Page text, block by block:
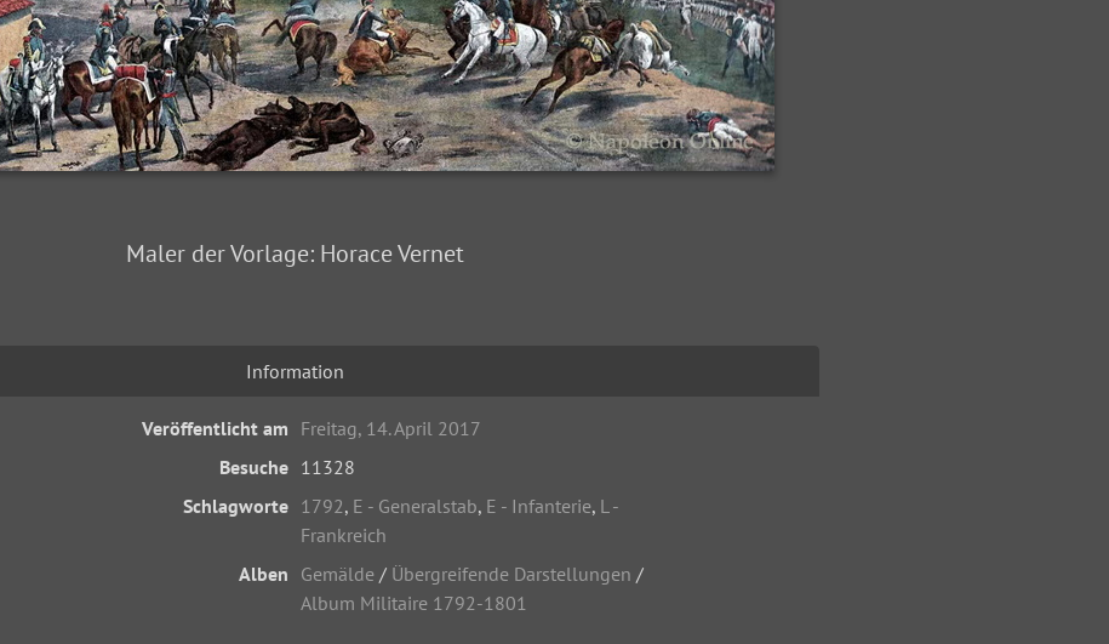
Maler der Vorlage: Horace Vernet
Information
Veröffentlicht am Freitag, 14. April 2017
Besuche 11328
Schlagworte 1792, E - Generalstab, E - Infanterie, L -
Frankreich
Alben Gemälde / Übergreifende Darstellungen /
Album Militaire 1792-1801